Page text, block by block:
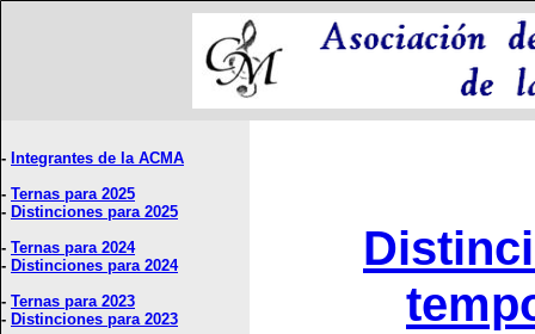
- Integrantes de la ACMA
- Ternas para 2025
- Distinciones para 2025
- Ternas para 2024
- Distinciones para 2024
- Ternas para 2023
- Distinciones para 2023